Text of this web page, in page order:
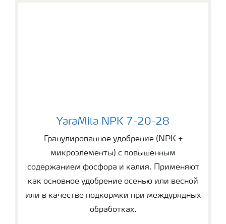
YaraMila NPK 7-20-28
YaraMila NPK 7-20-28
Гранулированное удобрение (NPK +
микроэлементы) с повышенным
содержанием фосфора и калия. Применяют
как основное удобрение осенью или весной
или в качестве подкормки при междурядных
обработках.